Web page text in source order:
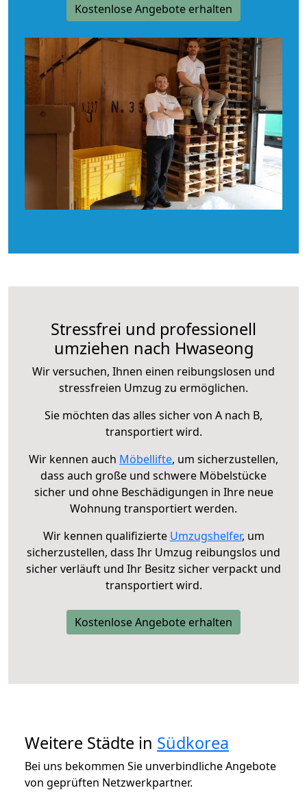
Kostenlose Angebote erhalten
Stressfrei und professionell
umziehen nach Hwaseong
Wir versuchen, Ihnen einen reibungslosen und
stressfreien Umzug zu ermöglichen.
Sie möchten das alles sicher von A nach B,
transportiert wird.
Wir kennen auch Möbellifte, um sicherzustellen,
dass auch große und schwere Möbelstücke
sicher und ohne Beschädigungen in Ihre neue
Wohnung transportiert werden.
Wir kennen qualifizierte Umzugshelfer, um
sicherzustellen, dass Ihr Umzug reibungslos und
sicher verläuft und Ihr Besitz sicher verpackt und
transportiert wird.
Kostenlose Angebote erhalten
Weitere Städte in Südkorea
Bei uns bekommen Sie unverbindliche Angebote
von geprüften Netzwerkpartner.